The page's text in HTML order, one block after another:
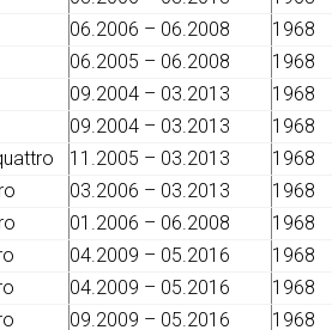
06.2006 – 06.2008 1968
06.2005 – 06.2008 1968
09.2004 – 03.2013 1968
09.2004 – 03.2013 1968
11.2005 – 03.2013 1968
03.2006 – 03.2013 1968
01.2006 – 06.2008 1968
04.2009 – 05.2016 1968
04.2009 – 05.2016 1968
09.2009 – 05.2016 1968